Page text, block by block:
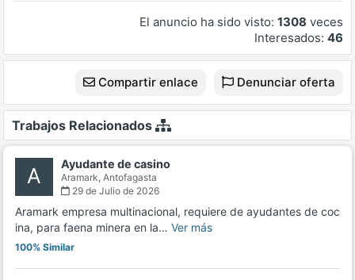
El anuncio ha sido visto: 1308 veces
Interesados: 46
Compartir enlace Denunciar oferta
Trabajos Relacionados
A Ayudante de casino
Aramark, Antofagasta
29 de Julio de 2026
Aramark empresa multinacional, requiere de ayudantes de coc
ina, para faena minera en la… Ver más
100% Similar